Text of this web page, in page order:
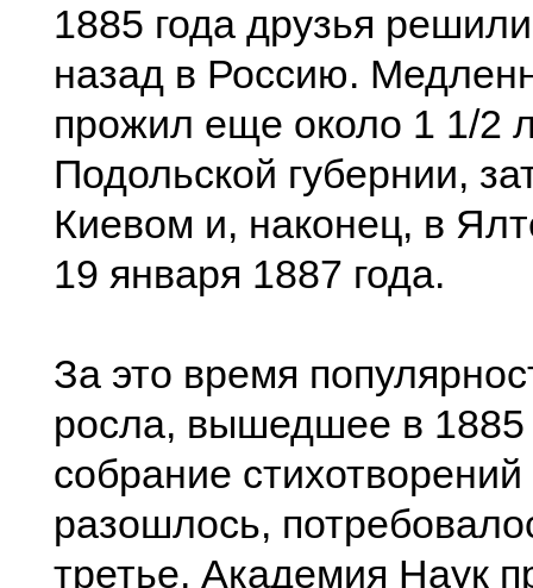
1885 года друзья решили
назад в Россию.
прожил еще около 1 1/2
Подольской губернии,
Киевом и, наконец, в
19 января 1887 года.
За это время
росла, вышедшее в 1885
собрание
разошлось,
третье, Академия Наук